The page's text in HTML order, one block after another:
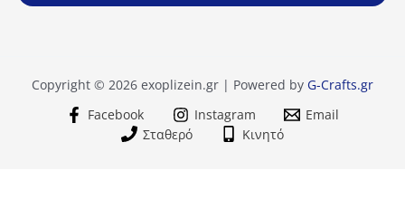
Copyright © 2026 exoplizein.gr | Powered by G-Crafts.gr
Facebook
Instagram
Email
Σταθερό
Κινητό